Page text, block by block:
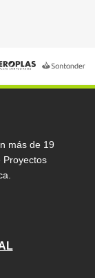
más de 19
Proyectos